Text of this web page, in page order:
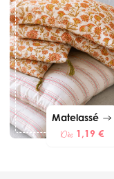
Matelassé
Dès 1,19 €